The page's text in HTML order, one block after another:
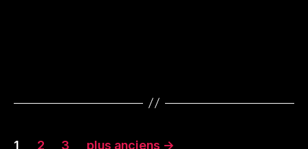
Pagination
1 2 3 plus anciens →